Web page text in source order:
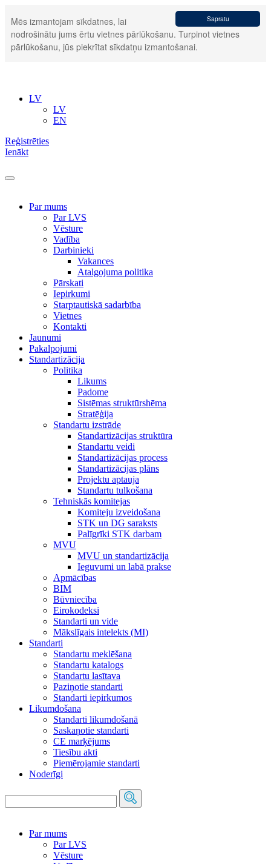
Sapratu
Mēs izmantojam sīkdatnes, lai
nodrošinātu jums ērtu vietnes pārlūkošanu. Turpinot vietnes
pārlūkošanu, jūs piekrītat sīkdatņu izmantošanai.
LV
LV
EN
Reģistrēties
Ienākt
Par mums
Par LVS
Vēsture
Vadība
Darbinieki
Vakances
Atalgojuma politika
Pārskati
Iepirkumi
Starptautiskā sadarbība
Vietnes
Kontakti
Jaunumi
Pakalpojumi
Standartizācija
Politika
Likums
Padome
Sistēmas struktūrshēma
Stratēģija
Standartu izstrāde
Standartizācijas struktūra
Standartu veidi
Standartizācijas process
Standartizācijas plāns
Projektu aptauja
Standartu tulkošana
Tehniskās komitejas
Komiteju izveidošana
STK un DG saraksts
Palīgrīki STK darbam
MVU
MVU un standartizācija
Ieguvumi un labā prakse
Apmācības
BIM
Būvniecība
Eirokodeksi
Standarti un vide
Mākslīgais intelekts (MI)
Standarti
Standartu meklēšana
Standartu katalogs
Standartu lasītava
Paziņotie standarti
Standarti iepirkumos
Likumdošana
Standarti likumdošanā
Saskaņotie standarti
CE marķējums
Tiesību akti
Piemērojamie standarti
Noderīgi
Par mums
Par LVS
Vēsture